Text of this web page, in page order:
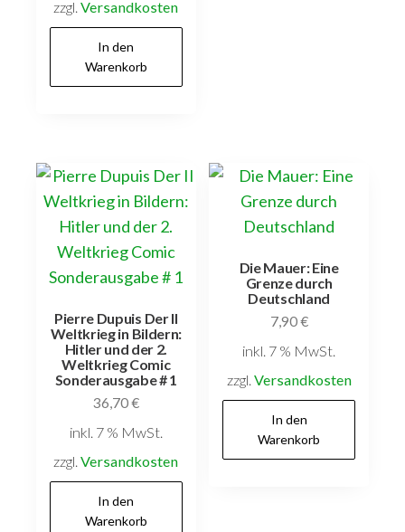
zzgl.Versandkosten
In den
Warenkorb
Pierre Dupuis Der II
Weltkrieg in Bildern:
Hitler und der 2.
Weltkrieg Comic
Sonderausgabe # 1
36,70€
inkl. 7 % MwSt.
zzgl.Versandkosten
In den
Warenkorb
Die Mauer: Eine
Grenze durch
Deutschland
7,90€
inkl. 7 % MwSt.
zzgl. Versandkosten
In den
Warenkorb